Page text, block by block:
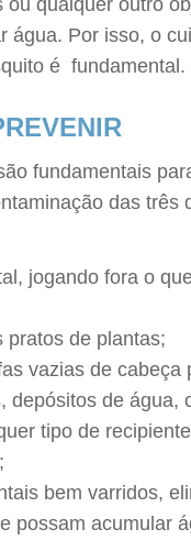
ou qualquer outro
água. Por isso, o
é fundamental.
fundamentais
das três
jogando fora o
pratos de plantas;
vazias de cabeça
depósitos de água,
tipo de
bem varridos,
possam acumular